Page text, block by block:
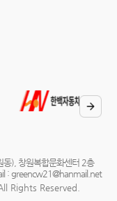
), 창원복합문화센터 2층
: greencw21@hanmail.net
Rights Reserved.